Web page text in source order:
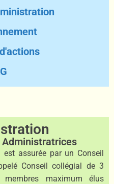
est assurée par un Conseil
Conseil collégial de 3
maximum élus